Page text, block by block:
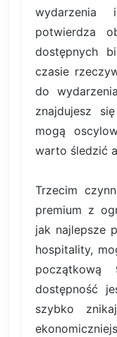
potwierdza
dostępnych
czasie
do
znajdujesz
mogą
warto śledzić
Trzecim
premium z
jak najlepsze
hospitality,
początkową
dostępność
szybko